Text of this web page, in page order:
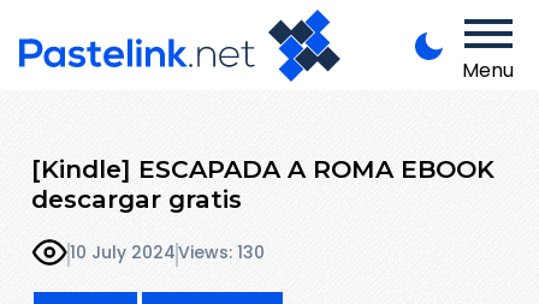
Menu
[Kindle] ESCAPADA A ROMA EBOOK
descargar gratis
10 July 2024Views: 130